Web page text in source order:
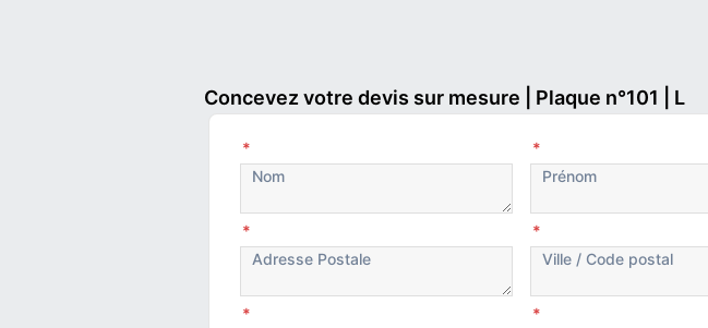
Concevez votre devis sur mesure | Plaque n°101 | L
* *
* *
* *